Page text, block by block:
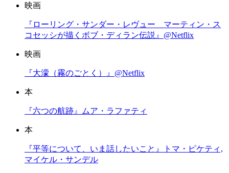
映画
『ローリング・サンダー・レヴュー マーティン・ス
コセッシが描くボブ・ディラン伝説』@Netflix
映画
『大濛（霧のごとく）』@Netflix
本
『六つの航跡』ムア・ラファティ
本
『平等について、いま話したいこと』トマ・ピケティ,
マイケル・サンデル